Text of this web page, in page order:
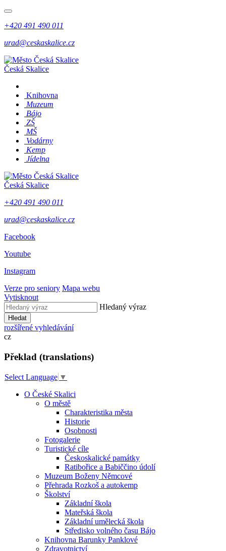
+420 491 490 011
urad@ceskaskalice.cz
Česká Skalice
Knihovna
Muzeum
Bájo
ZŠ
MŠ
Vodárny
Kemp
Jídelna
Česká Skalice
+420 491 490 011
urad@ceskaskalice.cz
Facebook
Youtube
Instagram
Verze pro seniory Mapa webu
Vytisknout
Hledaný výraz
Hledat
rozšířené vyhledávání
cz
Překlad (translations)
Select Language ▼
O České Skalici
O městě
Charakteristika města
Historie
Osobnosti
Fotogalerie
Turistické cíle
Českoskalické památky
Ratibořice a Babiččino údolí
Muzeum Boženy Němcové
Přehrada Rozkoš a autokemp
Školství
Základní škola
Mateřská škola
Základní umělecká škola
Středisko volného času Bájo
Knihovna Barunky Panklové
Zdravotnictví